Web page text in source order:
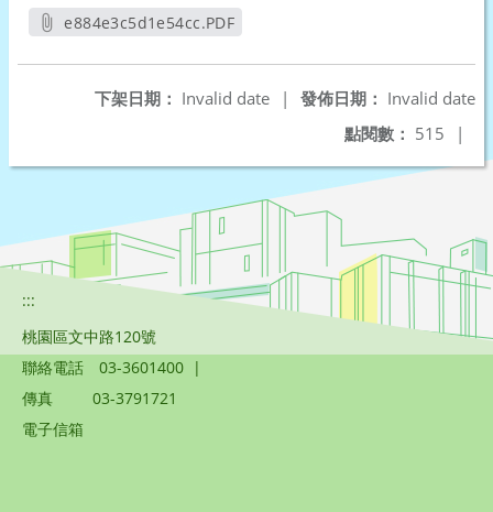
e884e3c5d1e54cc.PDF
發佈日期： Invalid date
下架日期： Invalid date
|
點閱數： 515 |
:::
桃園區文中路120號
聯絡電話
03-3601400 |
傳真
03-3791721
電子信箱